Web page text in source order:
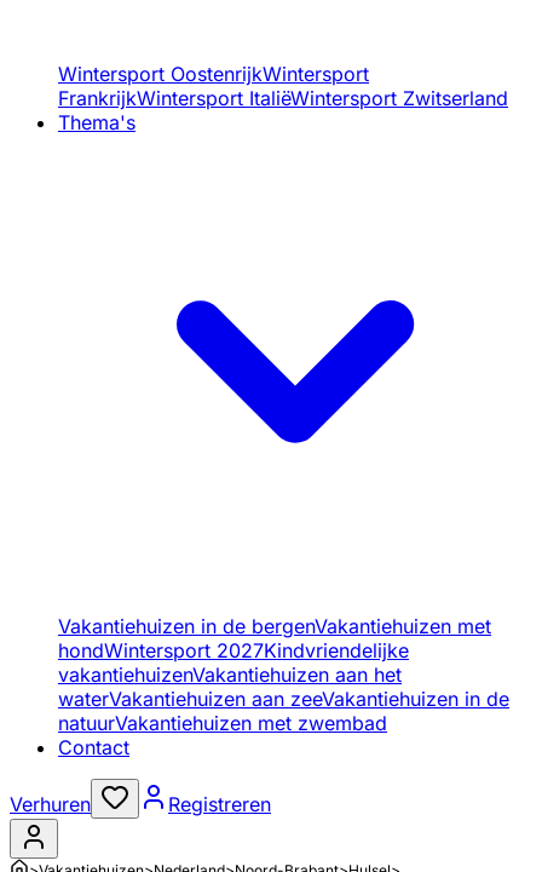
Wintersport OostenrijkWintersport
FrankrijkWintersport ItaliëWintersport Zwitserland
Thema's
Vakantiehuizen in de bergenVakantiehuizen met
hondWintersport 2027Kindvriendelijke
vakantiehuizenVakantiehuizen aan het
waterVakantiehuizen aan zeeVakantiehuizen in de
natuurVakantiehuizen met zwembad
Contact
Verhuren Registreren